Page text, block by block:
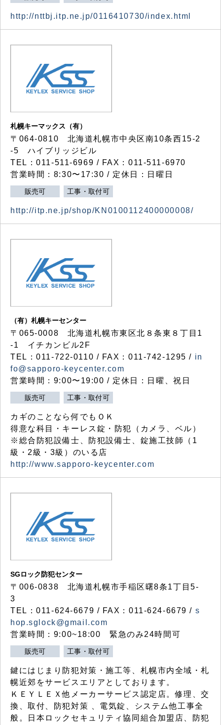
http://nttbj.itp.ne.jp/0116410730/index.html
札幌キーマックス（有）
〒064-0810 北海道札幌市中央区南10条西15-2
-5 ハイブリッジビル
TEL：011-511-6969 / FAX：011-511-6970
営業時間：8:30〜17:30 / 定休日：日曜日
販売可 工事・取付可
http://itp.ne.jp/shop/KN0100112400000008/
（有）札幌キーセンター
〒065-0008 北海道札幌市東区北８条東８丁目1
-1 イチカンビル2F
TEL：011-722-0110 / FAX：011-742-1295 / in
fo@sapporo-keycenter.com
営業時間：9:00〜19:00 / 定休日：日曜、祝日
販売可 工事・取付可
カギのことなら何でもＯＫ
得意な科目・キーレス錠・防犯（カメラ、ベル）
※総合防犯設備士、防犯設備士、錠施工技師（1
級・2級・3級）のいる店
http://www.sapporo-keycenter.com
SGロック防犯センター
〒006-0838 北海道札幌市手稲区曙8条1丁目5-
3
TEL：011-624-6679 / FAX：011-624-6679 / s
hop.sglock@gmail.com
営業時間：9:00~18:00 緊急のみ24時間可
販売可 工事・取付可
鍵にはじまり防犯対策・施工等、札幌市内全域・札
幌近郊をサービスエリアとしております。
ＫＥＹＬＥＸ他メーカーサービス認定店。修理、交
換、取付、防犯対策 、電気錠、システム他工事全
般。日本ロックセキュリティ協同組合加盟店、防犯